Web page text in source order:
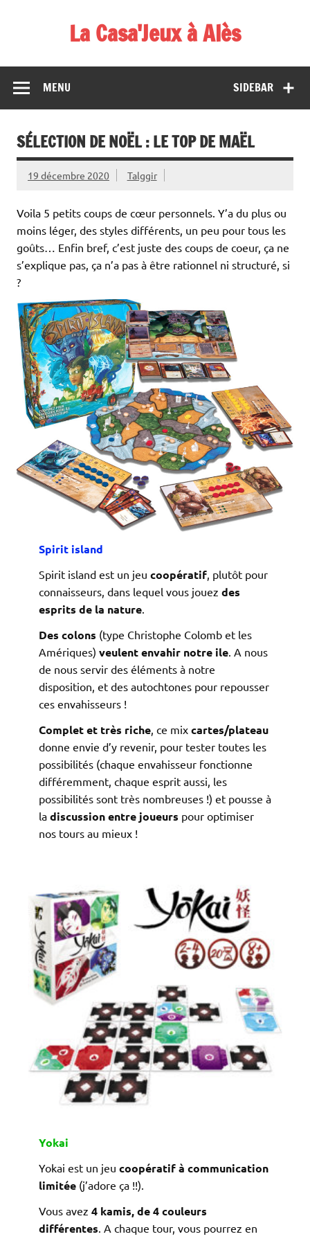
La Casa'Jeux à Alès
démos et de tournois
SIDEBAR
MENU
SÉLECTION DE NOËL : LE TOP DE MAËL
19 décembre 2020 Talggir
Voila 5 petits coups de cœur personnels. Y’a du plus ou
moins léger, des styles différents, un peu pour tous les
goûts… Enfin bref, c’est juste des coups de coeur, ça ne
s’explique pas, ça n’a pas à être rationnel ni structuré, si
?
Spirit island
Spirit island est un jeu coopératif , plutôt pour
connaisseurs, dans lequel vous jouez des
esprits de la nature
Des colons (type Christophe Colomb et les
Amériques) veulent envahir notre ile . A nous
de nous servir des éléments à notre
disposition, et des autochtones pour repousser
ces envahisseurs !
Complet et très riche , ce mix cartes/plateau
donne envie d’y revenir, pour tester toutes les
possibilités (chaque envahisseur fonctionne
différemment, chaque esprit aussi, les
possibilités sont très nombreuses !) et pousse à
la discussion entre joueurs pour optimiser
nos tours au mieux !
Yokai
Yokai est un jeu coopératif à communication
limitée (j’adore ça !!).
Vous avez 4 kamis, de 4 couleurs
différentes . A chaque tour, vous pourrez en